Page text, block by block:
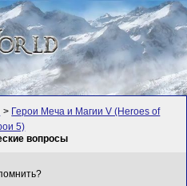
> Герои Меча и Магии V (Heroes of
5)
вопросы